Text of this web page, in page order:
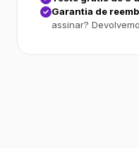
Garantia de
assinar?